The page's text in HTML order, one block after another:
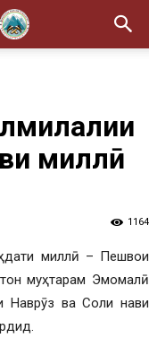
миллӣ
1164
миллӣ – Пешвои
муҳтарам Эмомалӣ
Наврӯз ва Соли нави